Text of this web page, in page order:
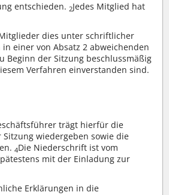
entschieden. 2Jedes Mitglied hat
dies unter schriftlicher
einer von Absatz 2 abweichenden
Beginn der Sitzung beschlussmäßig
Verfahren einverstanden sind.
trägt hierfür die
wiedergeben sowie die
4Die Niederschrift ist vom
mit der Einladung zur
Erklärungen in die